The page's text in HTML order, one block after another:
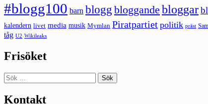
#blogg100 barn blogg bloggande bloggar
kalendern livet media musik Mymlan Piratpartiet politik präst
tåg U2 Wikileaks
Frisöket
Sök
efter:
Kontakt